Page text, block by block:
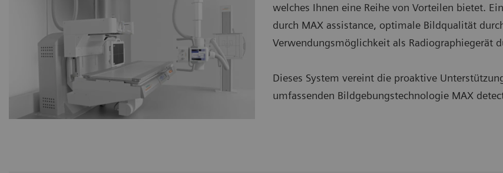
welches Ihnen eine Reihe von Vorteilen bietet.
durch MAX assistance, optimale Bildqualität
Verwendungsmöglichkeit als Radiographiegerät
Dieses System vereint die proaktive
umfassenden Bildgebungstechnologie MAX